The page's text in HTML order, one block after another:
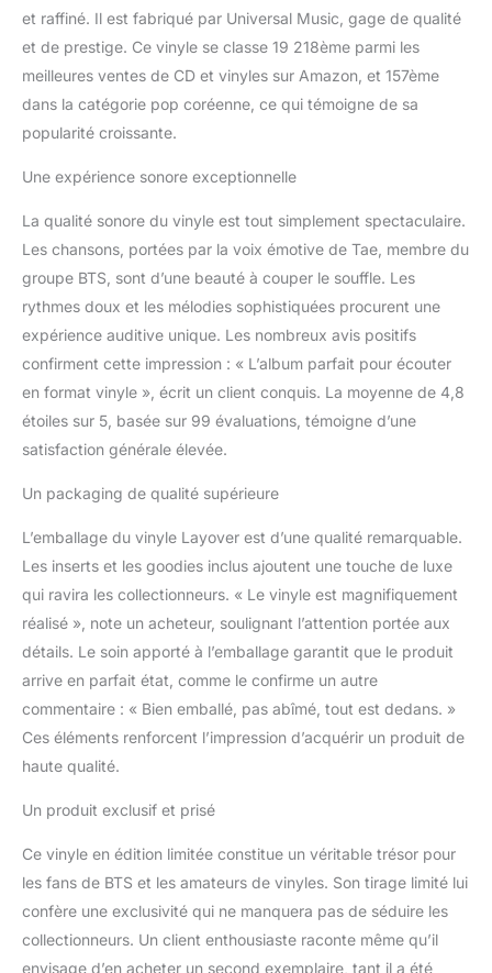
et raffiné. Il est fabriqué par Universal Music, gage de qualité
et de prestige. Ce vinyle se classe 19 218ème parmi les
meilleures ventes de CD et vinyles sur Amazon, et 157ème
dans la catégorie pop coréenne, ce qui témoigne de sa
popularité croissante.
Une expérience sonore exceptionnelle
La qualité sonore du vinyle est tout simplement spectaculaire.
Les chansons, portées par la voix émotive de Tae, membre du
groupe BTS, sont d’une beauté à couper le souffle. Les
rythmes doux et les mélodies sophistiquées procurent une
expérience auditive unique. Les nombreux avis positifs
confirment cette impression : « L’album parfait pour écouter
en format vinyle », écrit un client conquis. La moyenne de 4,8
étoiles sur 5, basée sur 99 évaluations, témoigne d’une
satisfaction générale élevée.
Un packaging de qualité supérieure
L’emballage du vinyle Layover est d’une qualité remarquable.
Les inserts et les goodies inclus ajoutent une touche de luxe
qui ravira les collectionneurs. « Le vinyle est magnifiquement
réalisé », note un acheteur, soulignant l’attention portée aux
détails. Le soin apporté à l’emballage garantit que le produit
arrive en parfait état, comme le confirme un autre
commentaire : « Bien emballé, pas abîmé, tout est dedans. »
Ces éléments renforcent l’impression d’acquérir un produit de
haute qualité.
Un produit exclusif et prisé
Ce vinyle en édition limitée constitue un véritable trésor pour
les fans de BTS et les amateurs de vinyles. Son tirage limité lui
confère une exclusivité qui ne manquera pas de séduire les
collectionneurs. Un client enthousiaste raconte même qu’il
envisage d’en acheter un second exemplaire, tant il a été